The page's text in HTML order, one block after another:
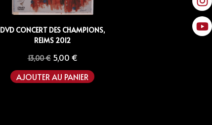
DVD CONCERT DES CHAMPIONS,
REIMS 2012
13,00€ 5,00 €
AJOUTER AU PANIER